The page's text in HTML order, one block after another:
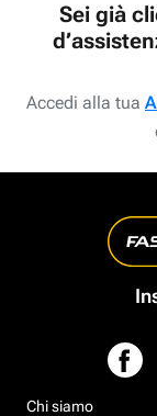
Sei già
d’assistenza? o vuoi
Accedi alla tua
Chi siamo